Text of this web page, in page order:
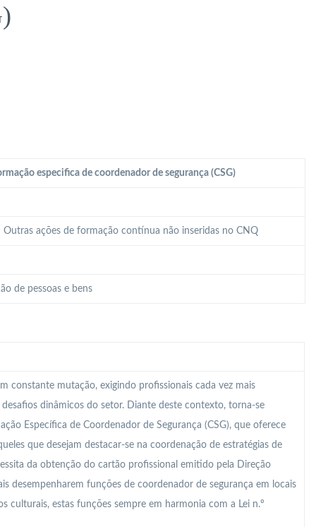
especifica de coordenador de segurança (CSG)
Outras ações de formação contínua não inseridas no CNQ
de pessoas e bens
constante mutação, exigindo profissionais cada vez mais
dinâmicos do setor. Diante deste contexto, torna-se
Específica de Coordenador de Segurança (CSG), que oferece
que desejam destacar-se na coordenação de estratégias de
da obtenção do cartão profissional emitido pela Direção
desempenharem funções de coordenador de segurança em locais
culturais, estas funções sempre em harmonia com a Lei n.º